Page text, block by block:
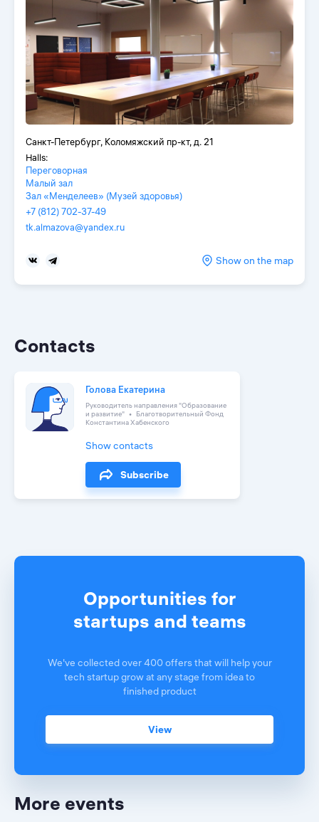
Санкт-Петербург, Коломяжский пр-кт, д. 21
Halls:
Переговорная
Малый зал
Зал «Менделеев» (Музей здоровья)
+7 (812) 702-37-49
tk.almazova@yandex.ru
Show on the map
Contacts
Голова Екатерина
Руководитель направления "Образование
и развитие"
Благотворительный Фонд
Константина Хабенского
Show contacts
Subscribe
Opportunities for
startups and teams
We've collected over 400 offers that will help your
tech startup grow at any stage from idea to
finished product
View
More events